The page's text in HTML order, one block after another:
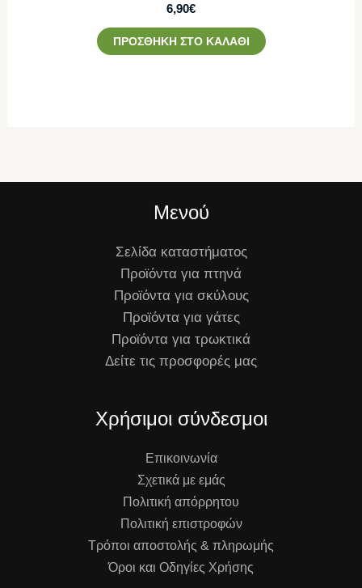
6,90€
ΠΡΟΣΘΉΚΗ ΣΤΟ ΚΑΛΆΘΙ
Μενού
Σελίδα καταστήματος
Προϊόντα για πτηνά
Προϊόντα για σκύλους
Προϊόντα για γάτες
Προϊόντα για τρωκτικά
Δείτε τις προσφορές μας
Χρήσιμοι σύνδεσμοι
Επικοινωνία
Σχετικά με εμάς
Πολιτική απόρρητου
Πολιτική επιστροφών
Τρόποι αποστολής & πληρωμής
Όροι και Οδηγίες Χρήσης